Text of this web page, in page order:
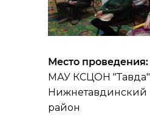
Место проведения:
МАУ КСЦОН "Тавда"
Нижнетавдинский
район